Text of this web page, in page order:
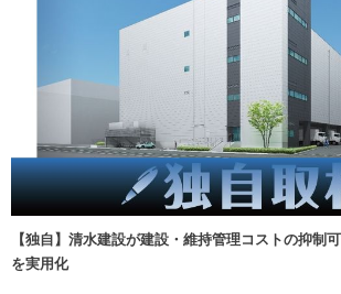
【独自】清水建設が建設・維持管理コストの抑制
を実用化